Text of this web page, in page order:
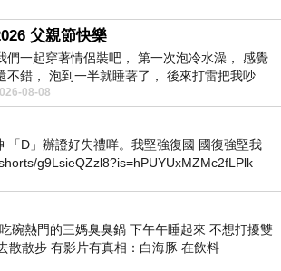
父親節快樂
們一起穿著情侶裝吧， 第一次泡冷水澡， 感覺
不錯， 泡到一半就睡著了， 後來打雷把我吵
， 手08-08
「D」辦證好失禮咩。我堅強復國 國復強堅我
g9LsieQZzl8?is=hPUYUxMZMc2fLPlk
碗熱門的三媽臭臭鍋 下午午睡起來 不想打擾雙
散散步 有影片有真相：白海豚 在飲料